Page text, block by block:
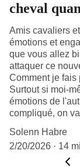
cheval
Amis cavaliers
émotions et
que vous allez
attaquer ce
Comment je fais
Surtout si moi-
émotions de
compliqué, on
Solenn Habre
2/20/2026
14